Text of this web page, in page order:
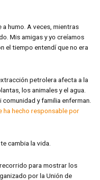
a humo. A veces, mientras
Mis amigas y yo creíamos
el tiempo entendí que no era
petrolera afecta a la
los animales y el agua.
y familia enferman.
ha hecho responsable por
cambia la vida.
para mostrar los
por la Unión de